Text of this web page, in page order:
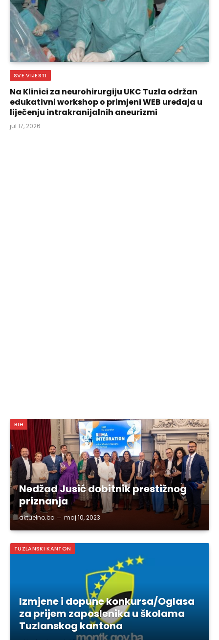
SVE VIJESTI
Na Klinici za neurohirurgiju UKC Tuzla održan
edukativni workshop o primjeni WEB uređaja u
liječenju intrakranijalnih aneurizmi
jul 17, 2026
BIH
Nedžad Jusić dobitnik prestižnog
priznanja
aktuelno.ba maj 10, 2023
TUZLANSKI KANTON
Izmjene i dopune konkursa/Oglasa
za prijem zaposlenika u školama
Tuzlanskog kantona